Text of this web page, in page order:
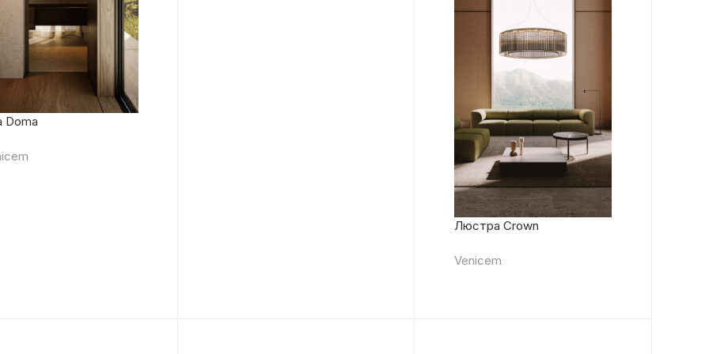
Doma
Люстра Crown
Venicem